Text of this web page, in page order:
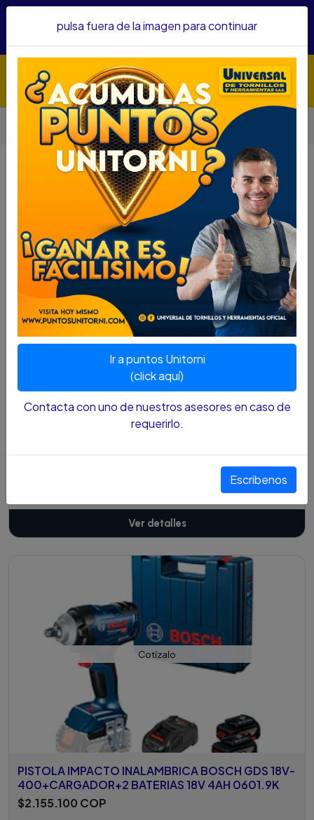
confianza&nbsp;Recibe un KIT PARRILLERO por compras
Inicio Herramientas
Herramienta Neumática
Pistolas Neumáticas
Pistolas Neumáticas
Filtros
Cotízalo
PISTOLA NEUMATICA STANLEY CUAD 3/4 IMPACTO
Ver detalles
Cotízalo
PISTOLA IMPACTO INALAMBRICA BOSCH GDS 18V-
400+CARGADOR+2 BATERIAS 18V 4AH 0601.9K
$2.155.100 COP
pulsa fuera de la imagen para continuar
Ir a puntos Unitorni
(click aquí)
Contacta con uno de nuestros asesores en caso de
requerirlo.
Escribenos